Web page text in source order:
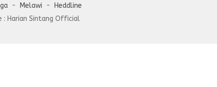
Melawi
Heddline
: Harian Sintang Official